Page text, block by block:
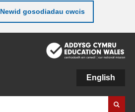
Newid gosodiadau cwcis
English